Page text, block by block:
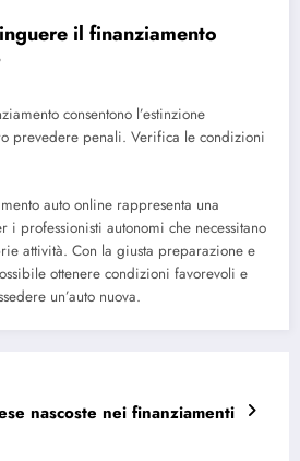
il finanziamento
consentono l’estinzione
prevedere penali. Verifica le condizioni
auto online rappresenta una
i professionisti autonomi che necessitano
attività. Con la giusta preparazione e
ottenere condizioni favorevoli e
un’auto nuova.
nascoste nei finanziamenti